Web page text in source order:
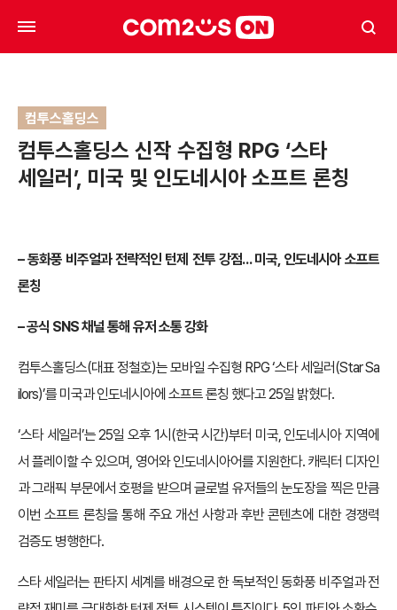
컴투스홀딩스
컴투스홀딩스 신작 수집형 RPG ‘스타
세일러’, 미국 및 인도네시아 소프트 론칭
– 동화풍 비주얼과 전략적인 턴제 전투 강점… 미국, 인도네시아 소프트
론칭
– 공식 SNS 채널 통해 유저 소통 강화
컴투스홀딩스(대표 정철호)는 모바일 수집형 RPG ‘스타 세일러(Star Sa
ilors)’를 미국과 인도네시아에 소프트 론칭 했다고 25일 밝혔다.
‘스타 세일러’는 25일 오후 1시(한국 시간)부터 미국, 인도네시아 지역에
서 플레이할 수 있으며, 영어와 인도네시아어를 지원한다. 캐릭터 디자인
과 그래픽 부문에서 호평을 받으며 글로벌 유저들의 눈도장을 찍은 만큼
이번 소프트 론칭을 통해 주요 개선 사항과 후반 콘텐츠에 대한 경쟁력
검증도 병행한다.
스타 세일러는 판타지 세계를 배경으로 한 독보적인 동화풍 비주얼과 전